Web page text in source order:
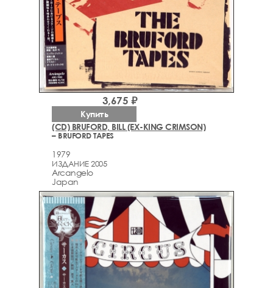
(CD) BRUFORD, BILL (EX-KING CRIMSON)
– BRUFORD TAPES
1979
ИЗДАНИЕ 2005
Arcаngelo
Japan
3,675 ₽
Купить